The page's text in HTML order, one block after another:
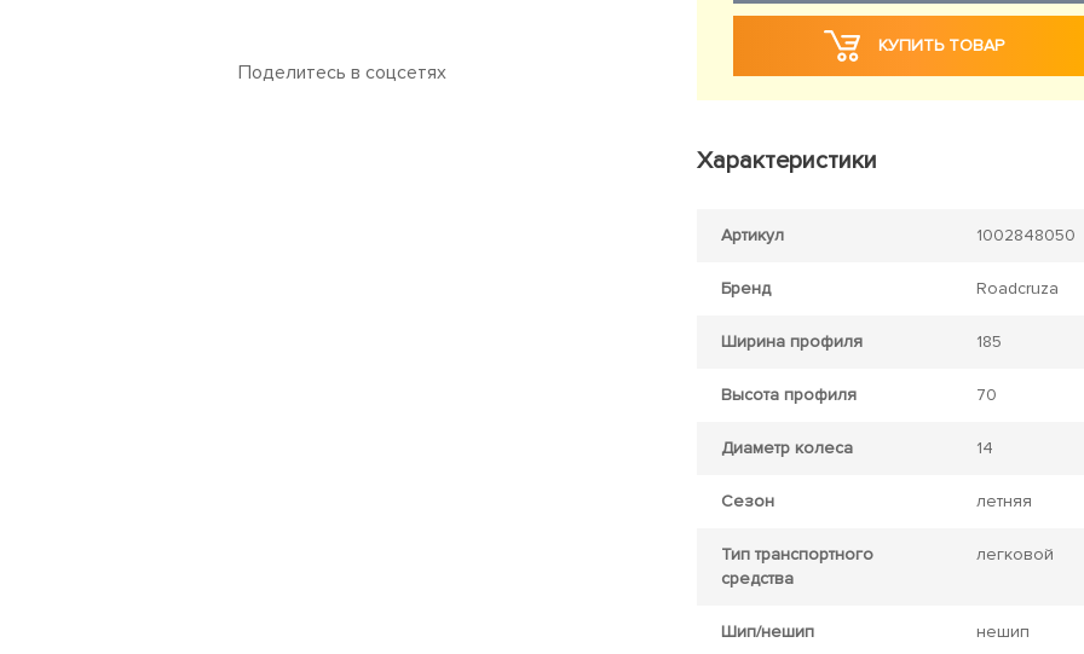
Поделитесь в соцсетях
КУПИТЬ ТОВАР
Характеристики
Артикул 1002848050
Бренд Roadcruza
Ширина профиля 185
Высота профиля 70
Диаметр колеса 14
Сезон летняя
Тип транспортного
средства
легковой
Шип/нешип нешип